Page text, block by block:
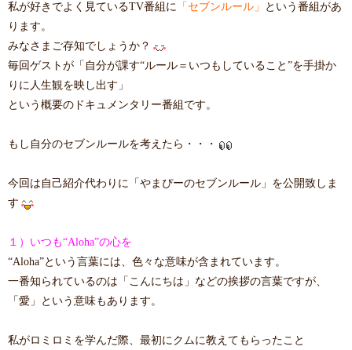
私が好きでよく見ているTV番組に 「セブンルール」
という番組があ
ります。
みなさまご存知でしょうか？
毎回ゲストが「自分が課す“ルール＝いつもしていること”を手掛か
りに人生観を映し出す」
という概要のドキュメンタリー番組です。
もし自分のセブンルールを考えたら・・・
今回は自己紹介代わりに「やまぴーのセブンルール」を公開致しま
す
１）いつも“Aloha”の心を
“Aloha”という言葉には、色々な意味が含まれています。
一番知られているのは「こんにちは」などの挨拶の言葉ですが、
「愛」という意味もあります。
私がロミロミを学んだ際、最初にクムに教えてもらったこと